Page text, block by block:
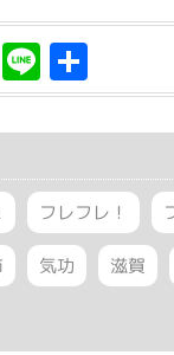
Twitter
Line
有
フレフレ！
気功 滋賀